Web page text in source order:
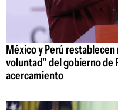
México y Perú
voluntad" del gobierno de
acercamiento